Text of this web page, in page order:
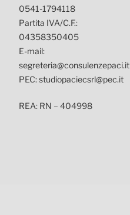
0541-1794118
Partita IVA/C.F.:
04358350405
E-mail:
segreteria@consulenzepaci.it
PEC: studiopaciecsrl@pec.it
REA: RN – 404998